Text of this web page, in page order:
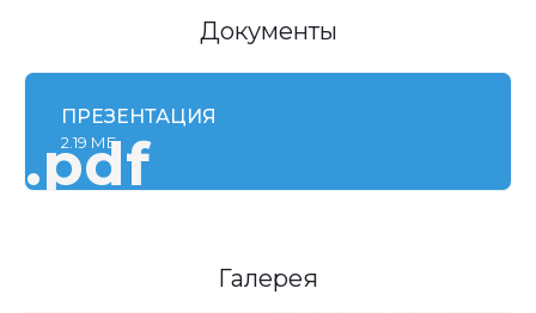
Документы
ПРЕЗЕНТАЦИЯ
2.19 МБ
.pdf
Галерея